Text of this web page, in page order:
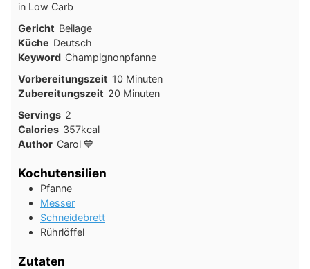
in Low Carb
Gericht Beilage
Küche Deutsch
Keyword Champignonpfanne
Vorbereitungszeit 10Minuten
Minuten
Zubereitungszeit 20Minuten
Minuten
Servings 2
Calories 357kcal
Author Carol 💙
Kochutensilien
Pfanne
Messer
Schneidebrett
Rührlöffel
Zutaten